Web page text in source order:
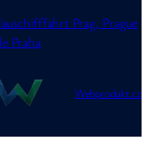
Prag, Prague
Praha
Webprodukt.cz